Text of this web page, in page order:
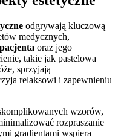
odgrywają kluczową
medycznych,
oraz jego
takie jak pastelowa
sprzyjają
relaksowi i zapewnieniu
wzorów,
rozpraszanie
gradientami wspiera